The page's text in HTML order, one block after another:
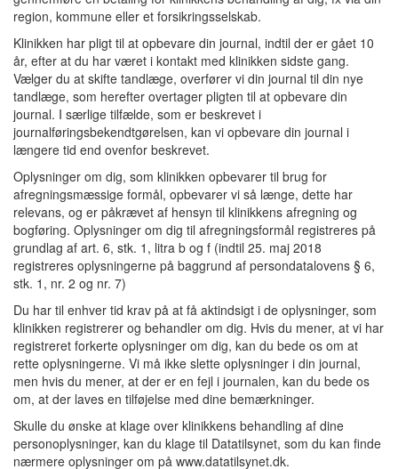
region, kommune eller et forsikringsselskab.
Klinikken har pligt til at opbevare din journal, indtil der er gået 10
år, efter at du har været i kontakt med klinikken sidste gang.
Vælger du at skifte tandlæge, overfører vi din journal til din nye
tandlæge, som herefter overtager pligten til at opbevare din
journal. I særlige tilfælde, som er beskrevet i
journalføringsbekendtgørelsen, kan vi opbevare din journal i
længere tid end ovenfor beskrevet.
Oplysninger om dig, som klinikken opbevarer til brug for
afregningsmæssige formål, opbevarer vi så længe, dette har
relevans, og er påkrævet af hensyn til klinikkens afregning og
bogføring. Oplysninger om dig til afregningsformål registreres på
grundlag af art. 6, stk. 1, litra b og f (indtil 25. maj 2018
registreres oplysningerne på baggrund af persondatalovens § 6,
stk. 1, nr. 2 og nr. 7)
Du har til enhver tid krav på at få aktindsigt i de oplysninger, som
klinikken registrerer og behandler om dig. Hvis du mener, at vi har
registreret forkerte oplysninger om dig, kan du bede os om at
rette oplysningerne. Vi må ikke slette oplysninger i din journal,
men hvis du mener, at der er en fejl i journalen, kan du bede os
om, at der laves en tilføjelse med dine bemærkninger.
Skulle du ønske at klage over klinikkens behandling af dine
personoplysninger, kan du klage til Datatilsynet, som du kan finde
nærmere oplysninger om på www.datatilsynet.dk.